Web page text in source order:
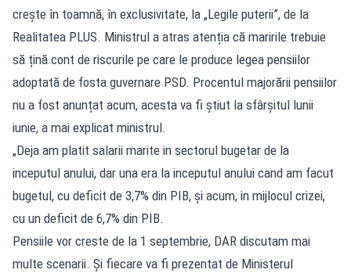
crește în toamnă, în exclusivitate, la „Legile puterii”, de la
Realitatea PLUS. Ministrul a atras atenția că maririle trebuie
să țină cont de riscurile pe care le produce legea pensiilor
adoptată de fosta guvernare PSD. Procentul majorării pensiilor
nu a fost anunțat acum, acesta va fi știut la sfârșitul lunii
iunie, a mai explicat ministrul.
„Deja am platit salarii marite in sectorul bugetar de la
inceputul anului, dar una era la inceputul anului cand am facut
bugetul, cu deficit de 3,7% din PIB, și acum, in mijlocul crizei,
cu un deficit de 6,7% din PIB.
Pensiile vor creste de la 1 septembrie, DAR discutam mai
multe scenarii. Și fiecare va fi prezentat de Ministerul